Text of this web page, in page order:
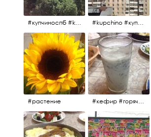
#купчиноспб #kupchino #kupchino #купчиноспб
#растение #кефир #горячийкефир #национальноеблюдо #лаваш #вкусно